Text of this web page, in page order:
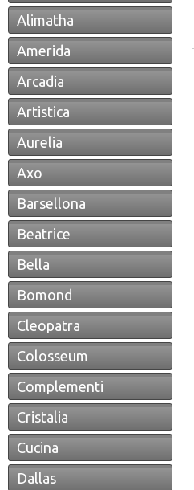
Alimatha
Amerida
Arcadia
Artistica
Aurelia
Axo
Barsellona
Beatrice
Bella
Bomond
Cleopatra
Colosseum
Complementi
Cristalia
Cucina
Dallas